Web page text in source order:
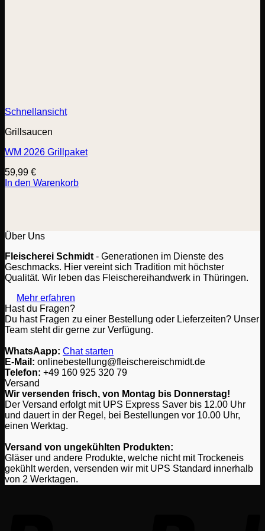
Schnellansicht
Grillsaucen
WM 2026 Grillpaket
59,99 €
In den Warenkorb
Über Uns
Fleischerei Schmidt - Generationen im Dienste des
Geschmacks. Hier vereint sich Tradition mit höchster
Qualität. Wir leben das Fleischereihandwerk in Thüringen.
Mehr erfahren
Hast du Fragen?
Du hast Fragen zu einer Bestellung oder Lieferzeiten? Unser
Team steht dir gerne zur Verfügung.
WhatsAapp: Chat starten
E-Mail: onlinebestellung@fleischereischmidt.de
Telefon: ‎+49 160 925 320 79
Versand
Wir versenden frisch, von Montag bis Donnerstag!
Der Versand erfolgt mit UPS Express Saver bis 12.00 Uhr
und dauert in der Regel, bei Bestellungen vor 10.00 Uhr,
einen Werktag.
Versand von ungekühlten Produkten:
Gläser und andere Produkte, welche nicht mit Trockeneis
gekühlt werden, versenden wir mit UPS Standard innerhalb
von 2 Werktagen.